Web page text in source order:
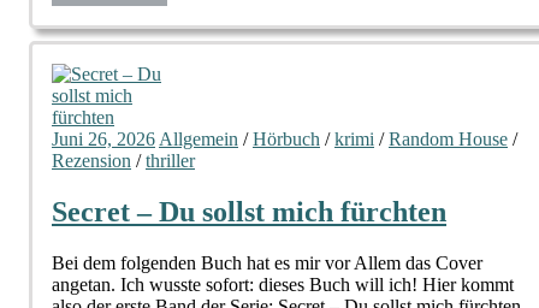
Juni 26, 2026 Allgemein /Hörbuch /krimi /Random House /
Rezension /thriller
Secret – Du sollst mich fürchten
Bei dem folgenden Buch hat es mir vor Allem das Cover
angetan. Ich wusste sofort: dieses Buch will ich! Hier kommt